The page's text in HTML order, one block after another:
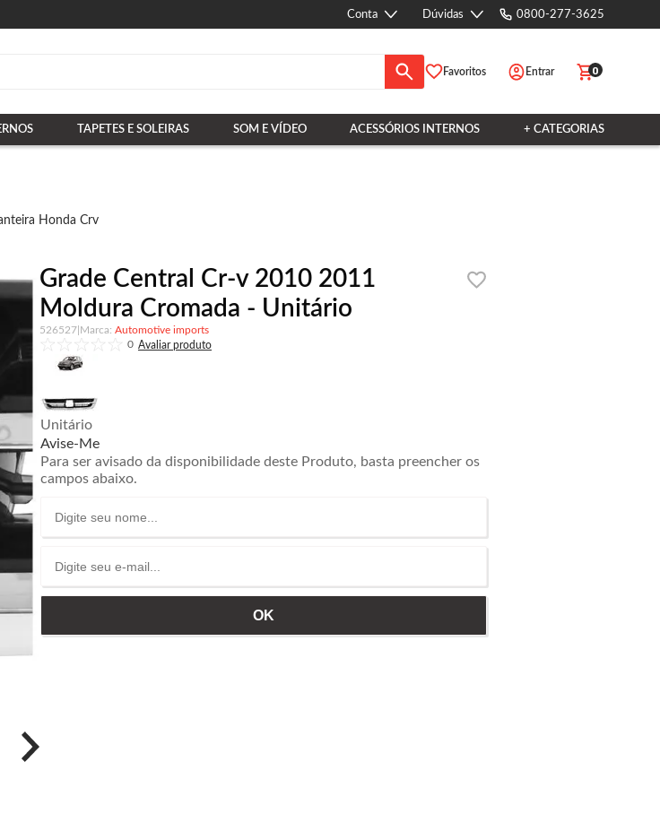
Conta Dúvidas 0800-277-3625
Favoritos Entrar 0
TAPETES E SOLEIRAS SOM E VÍDEO ACESSÓRIOS INTERNOS + CATEGORIAS
Honda Crv
Grade Central Cr-v 2010 2011
Moldura Cromada - Unitário
526527
Automotive imports
0
Unitário
Avise-Me
Para ser avisado da disponibilidade deste Produto, basta preencher os
campos abaixo.